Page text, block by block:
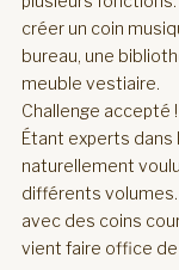
créer un coin
bureau, une
meuble vestiaire.
Challenge accepté !
Étant experts dans
naturellement
différents
avec des coins
vient faire office